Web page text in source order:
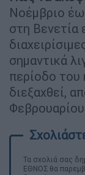
Νοέμβριο
στη Βενετία
σημαντικά
περίοδο του
διεξαχθεί,
Τα σχολιά σας
ΕΘΝΟΣ θα